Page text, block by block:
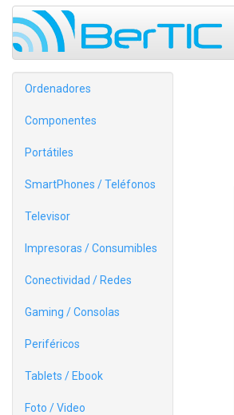
Ordenadores
Componentes
Portátiles
SmartPhones / Teléfonos
Televisor
Impresoras / Consumibles
Conectividad / Redes
Gaming / Consolas
Periféricos
Tablets / Ebook
Foto / Video